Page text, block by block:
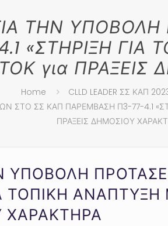
ΤΗΝ
«ΣΤΗΡΙΞΗ
για
Home
CLLD LEADER ΣΣ ΚΑΠ
ΣΣ ΚΑΠ ΠΑΡΕΜΒΑΣΗ Π3-77-4.1
ΠΡΑΞΕΙΣ ΔΗΜΟΣΙΟΥ
ΥΠΟΒΟΛΗ
ΤΟΠΙΚΗ
ΧΑΡΑΚΤΗΡΑ